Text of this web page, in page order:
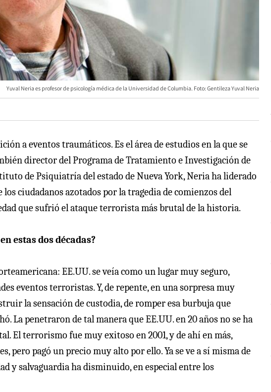
Yuval Neria es profesor de psicología médica de la Universidad de Columbia. Foto: Gentileza Yuval Neria
a eventos traumáticos. Es el área de estudios en la que se
director del Programa de Tratamiento e Investigación de
de Psiquiatría del estado de Nueva York, Neria ha liderado
ciudadanos azotados por la tragedia de comienzos del
que sufrió el ataque terrorista más brutal de la historia.
estas dos décadas?
EE.UU. se veía como un lugar muy seguro,
eventos terroristas. Y, de repente, en una sorpresa muy
la sensación de custodia, de romper esa burbuja que
La penetraron de tal manera que EE.UU. en 20 años no se ha
El terrorismo fue muy exitoso en 2001, y de ahí en más,
pero pagó un precio muy alto por ello. Ya se ve a sí misma de
y salvaguardia ha disminuido, en especial entre los